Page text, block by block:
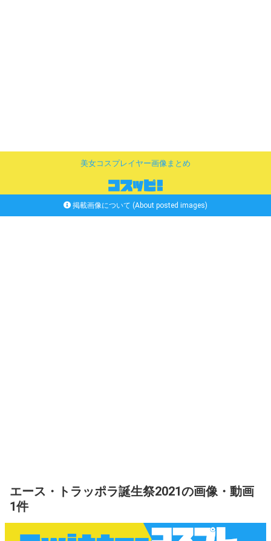
美女コスプレイヤー画像まとめ
掲載画像について (About posted images)
エース・トラッポラ誕生祭2021の画像・動画
1件